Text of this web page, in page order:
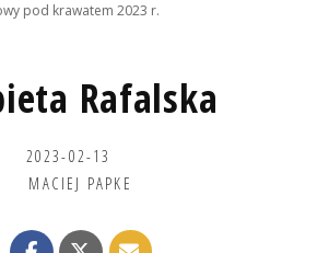
pod krawatem 2023 r.
Rafalska
2023-02-13
MACIEJ PAPKE